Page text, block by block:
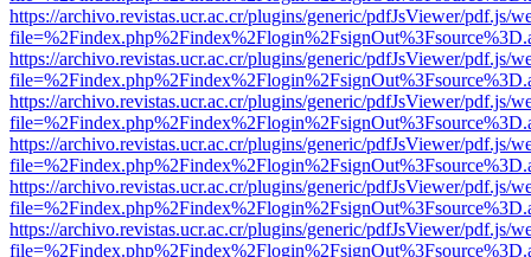
https://archivo.revistas.ucr.ac.cr/plugins/generic/pdfJsViewer/pdf.js/
https://archivo.revistas.ucr.ac.cr/plugins/generic/pdfJsViewer/pdf.js/
https://archivo.revistas.ucr.ac.cr/plugins/generic/pdfJsViewer/pdf.js/
https://archivo.revistas.ucr.ac.cr/plugins/generic/pdfJsViewer/pdf.js/
https://archivo.revistas.ucr.ac.cr/plugins/generic/pdfJsViewer/pdf.js/
https://archivo.revistas.ucr.ac.cr/plugins/generic/pdfJsViewer/pdf.js/